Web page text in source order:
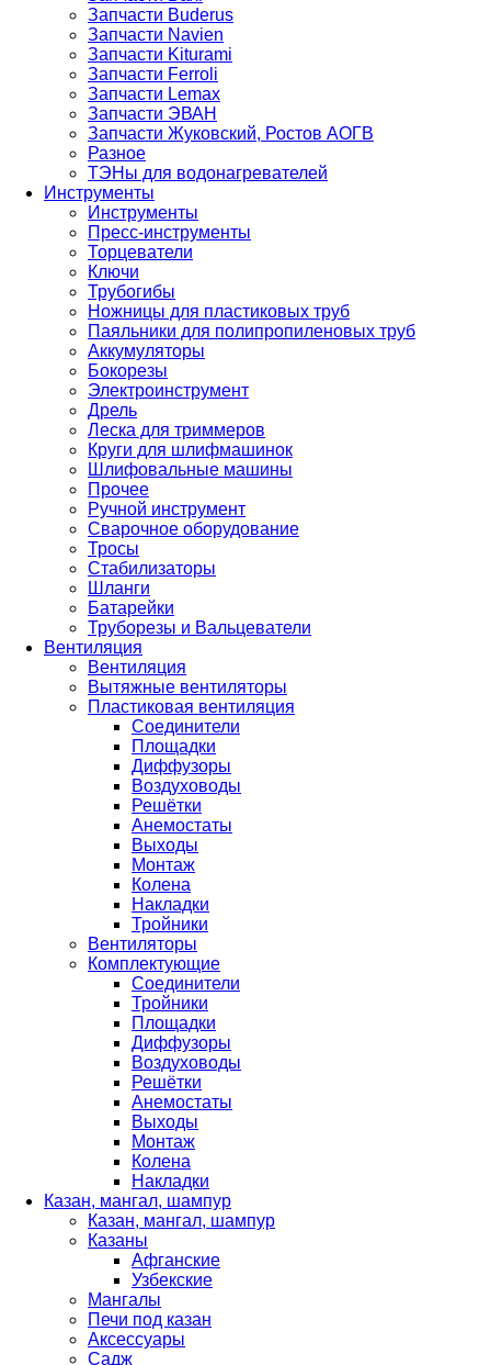
Запчасти Buderus
Запчасти Navien
Запчасти Kiturami
Запчасти Ferroli
Запчасти Lemax
Запчасти ЭВАН
Запчасти Жуковский, Ростов АОГВ
Разное
ТЭНы для водонагревателей
Инструменты
Инструменты
Пресс-инструменты
Торцеватели
Ключи
Трубогибы
Ножницы для пластиковых труб
Паяльники для полипропиленовых труб
Аккумуляторы
Бокорезы
Электроинструмент
Дрель
Леска для триммеров
Круги для шлифмашинок
Шлифовальные машины
Прочее
Ручной инструмент
Сварочное оборудование
Тросы
Стабилизаторы
Шланги
Батарейки
Труборезы и Вальцеватели
Вентиляция
Вентиляция
Вытяжные вентиляторы
Пластиковая вентиляция
Соединители
Площадки
Диффузоры
Воздуховоды
Решётки
Анемостаты
Выходы
Монтаж
Колена
Накладки
Тройники
Вентиляторы
Комплектующие
Соединители
Тройники
Площадки
Диффузоры
Воздуховоды
Решётки
Анемостаты
Выходы
Монтаж
Колена
Накладки
Казан, мангал, шампур
Казан, мангал, шампур
Казаны
Афганские
Узбекские
Мангалы
Печи под казан
Аксессуары
Садж